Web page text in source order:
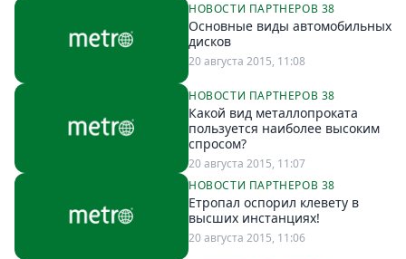
Звезды
Metro
НОВОСТИ ПАРТНЕРОВ 38
Основные виды автомобильных
дисков
20 августа 2015, 11:08
НОВОСТИ ПАРТНЕРОВ 38
Какой вид металлопроката
пользуется наиболее высоким
спросом?
20 августа 2015, 11:07
НОВОСТИ ПАРТНЕРОВ 38
Етропал оспорил клевету в
высших инстанциях!
20 августа 2015, 11:06